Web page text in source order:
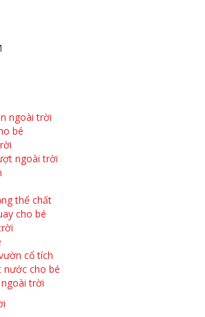
ngoài trời
bé
ngoài trời
thể chất
cho bé
cổ tích
nước cho bé
trời